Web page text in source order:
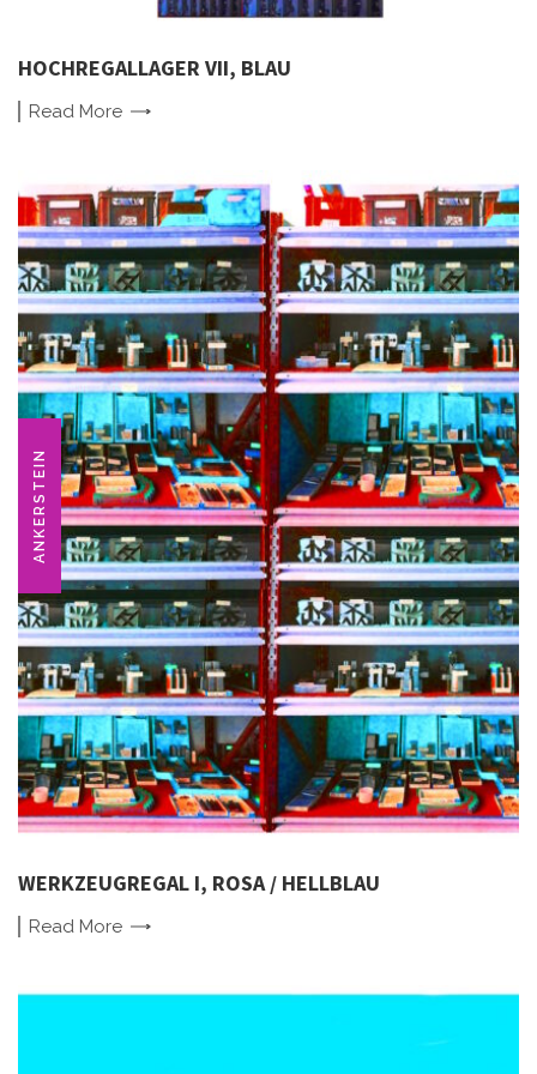
HOCHREGALLAGER VII, BLAU
Read More
ANKERSTEIN
WERKZEUGREGAL I, ROSA / HELLBLAU
Read More